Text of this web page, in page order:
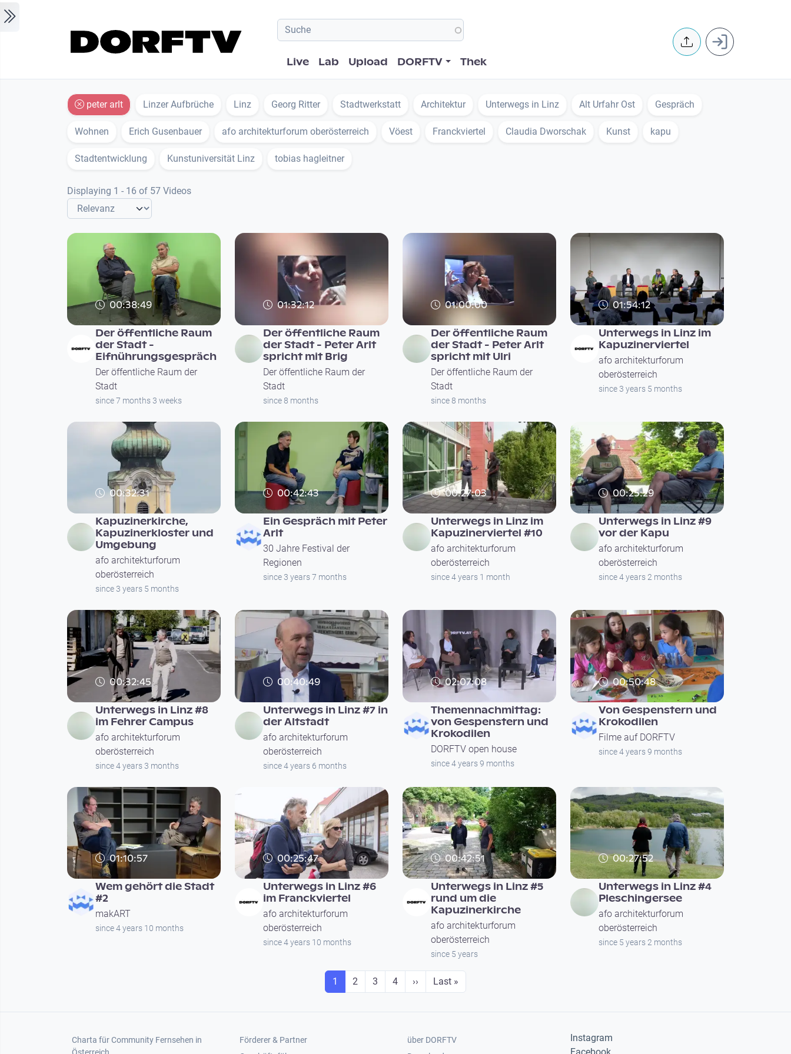
Hauptnavigation
Live Lab Upload DORFTV Thek
User
peter arlt Linzer Aufbrüche Linz Georg Ritter Stadtwerkstatt Architektur Unterwegs in Linz Alt Urfahr Ost Gespräch
Wohnen Erich Gusenbauer afo architekturforum oberösterreich Vöest Franckviertel Claudia Dworschak Kunst kapu
Stadtentwicklung Kunstuniversität Linz tobias hagleitner
Displaying 1 - 16 of 57 Videos
00:38:49
Der öffentliche Raum
der Stadt -
Eifnührungsgespräch
Der öffentliche Raum der
Stadt
since 7 months 3 weeks
01:32:12
Der öffentliche Raum
der Stadt - Peter Arlt
spricht mit Brig
Der öffentliche Raum der
Stadt
since 8 months
01:00:00
Der öffentliche Raum
der Stadt - Peter Arlt
spricht mit Ulri
Der öffentliche Raum der
Stadt
since 8 months
01:54:12
Unterwegs in Linz im
Kapuzinerviertel
afo architekturforum
oberösterreich
since 3 years 5 months
00:32:31
Kapuzinerkirche,
Kapuzinerkloster und
Umgebung
afo architekturforum
oberösterreich
since 3 years 5 months
00:42:43
Ein Gespräch mit Peter
Arlt
30 Jahre Festival der
Regionen
since 3 years 7 months
00:27:03
Unterwegs in Linz im
Kapuzinerviertel #10
afo architekturforum
oberösterreich
since 4 years 1 month
00:25:29
Unterwegs in Linz #9
vor der Kapu
afo architekturforum
oberösterreich
since 4 years 2 months
00:32:45
Unterwegs in Linz #8
im Fehrer Campus
afo architekturforum
oberösterreich
since 4 years 3 months
00:40:49
Unterwegs in Linz #7 in
der Altstadt
afo architekturforum
oberösterreich
since 4 years 6 months
02:07:08
Themennachmittag:
von Gespenstern und
Krokodilen
DORFTV open house
since 4 years 9 months
00:50:48
Von Gespenstern und
Krokodilen
Filme auf DORFTV
since 4 years 9 months
01:10:57
Wem gehört die Stadt
#2
makART
since 4 years 10 months
00:25:47
Unterwegs in Linz #6
im Franckviertel
afo architekturforum
oberösterreich
since 4 years 10 months
00:42:51
Unterwegs in Linz #5
rund um die
Kapuzinerkirche
afo architekturforum
oberösterreich
since 5 years
00:27:52
Unterwegs in Linz #4
Pleschingersee
afo architekturforum
oberösterreich
since 5 years 2 months
Seite
1 Seite
2 Seite
3 Seite
4 Next page
›› Last page
Last »
Footer 1
Charta für Community Fernsehen in
Footer 2
Förderer & Partner
Footer 3
über DORFTV
Instagram